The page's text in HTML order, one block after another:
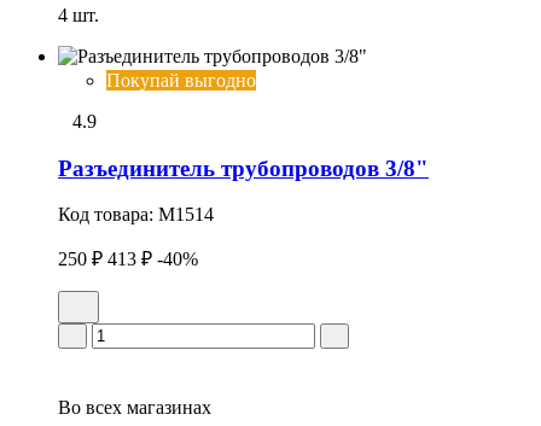
4 шт.
Покупай выгодно
4.9
Разъединитель трубопроводов 3/8"
Код товара: M1514
250 ₽ 413 ₽ -40%
Во всех магазинах